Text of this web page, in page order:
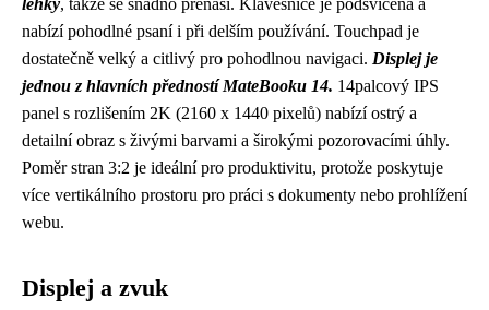
lehký, takže se snadno přenáší. Klávesnice je podsvícená a
nabízí pohodlné psaní i při delším používání. Touchpad je
dostatečně velký a citlivý pro pohodlnou navigaci. Displej je
jednou z hlavních předností MateBooku 14. 14palcový IPS
panel s rozlišením 2K (2160 x 1440 pixelů) nabízí ostrý a
detailní obraz s živými barvami a širokými pozorovacími úhly.
Poměr stran 3:2 je ideální pro produktivitu, protože poskytuje
více vertikálního prostoru pro práci s dokumenty nebo prohlížení
webu.
Displej a zvuk